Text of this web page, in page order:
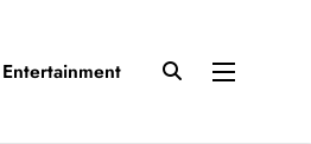
Entertainment